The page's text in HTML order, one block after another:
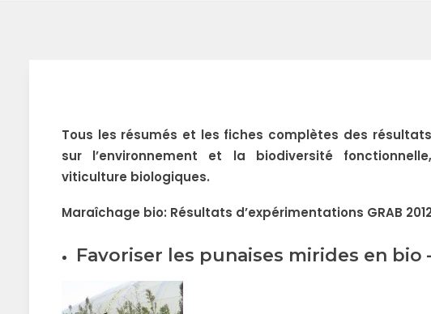
Tous les résumés et les fiches complètes des
sur l’environnement et la biodiversité
viticulture biologiques.
Maraîchage bio: Résultats d’expérimentations GRAB
Favoriser les punaises mirides en bio